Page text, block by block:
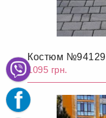
Костюм №94129
1095 грн.